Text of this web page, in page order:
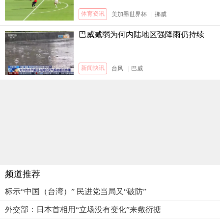
体育资讯 美加墨世界杯 挪威
巴威减弱为何内陆地区强降雨仍持续
新闻快讯 台风 巴威
频道推荐
标示“中国（台湾）” 民进党当局又“破防”
外交部：日本首相用“立场没有变化”来敷衍搪